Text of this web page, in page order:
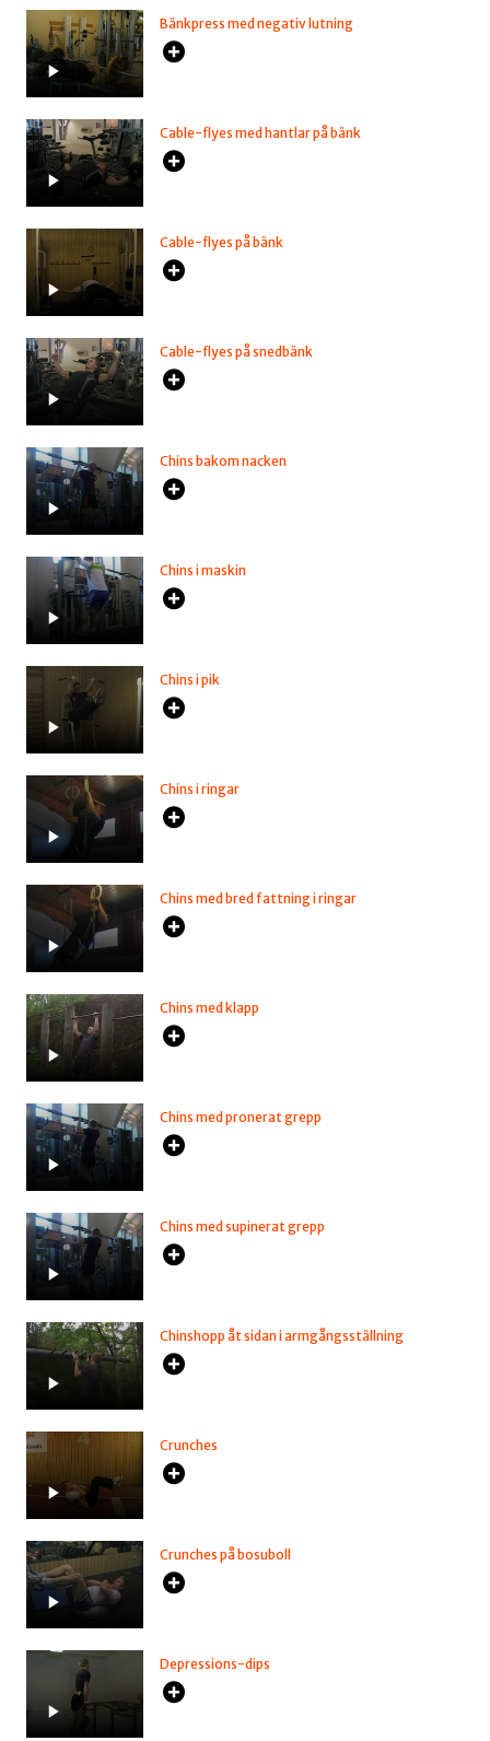
Bänkpress med negativ lutning
Cable-flyes med hantlar på bänk
Cable-flyes på bänk
Cable-flyes på snedbänk
Chins bakom nacken
Chins i maskin
Chins i pik
Chins i ringar
Chins med bred fattning i ringar
Chins med klapp
Chins med pronerat grepp
Chins med supinerat grepp
Chinshopp åt sidan i armgångsställning
Crunches
Crunches på bosuboll
Depressions-dips